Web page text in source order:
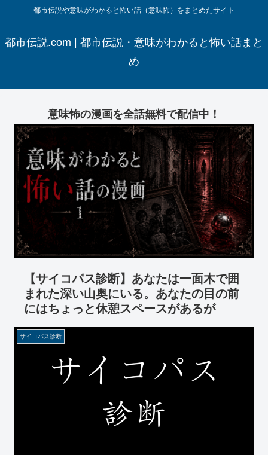
都市伝説や意味がわかると怖い話（意味怖）をまとめたサイト
都市伝説.com | 都市伝説・意味がわかると怖い話まと
め
意味怖の漫画を全話無料で配信中！
【サイコパス診断】あなたは一面木で囲
まれた深い山奥にいる。あなたの目の前
にはちょっと休憩スペースがあるが
サイコパス診断